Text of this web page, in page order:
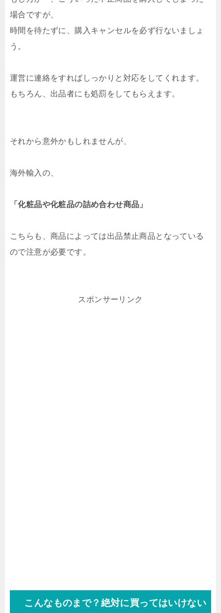
場合ですが、
時間を待たずに、購入キャンセルを必ず行ないましょ
う。
運営に連絡をすればしっかりと対応をしてくれます。
もちろん、出品者にも処罰をしてもらえます。
それから意外かもしれませんが、
海外輸入の、
「化粧品や化粧品の詰め合わせ商品」
こちらも、商品によっては出品禁止商品となっている
ので注意が必要です。
スポンサーリンク
こんなものまで？絶対に買ってはいけない